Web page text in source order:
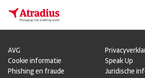
AVG
Cookie informatie
Speak Up
Phishing en fraude
Juridische